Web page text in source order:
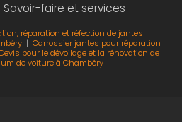
Savoir-faire et services
réparation et réfection de jantes
| Carrossier jantes pour réparation
Devis pour le dévoilage et la rénovation de
de voiture à Chambéry